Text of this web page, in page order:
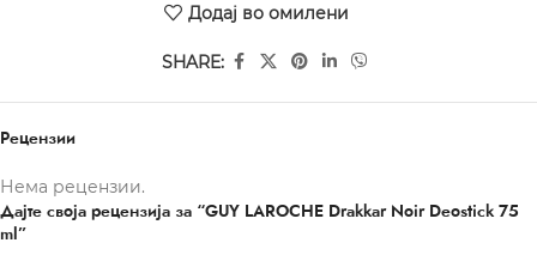
Додај во омилени
SHARE:
Рецензии
Нема рецензии.
Дајте своја рецензија за “GUY LAROCHE Drakkar Noir Deostick 75
ml”